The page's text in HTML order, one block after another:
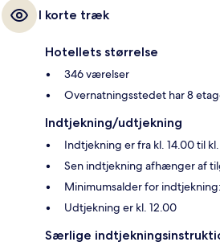
I korte træk
Hotellets størrelse
346 værelser
Overnatningsstedet har 8
Indtjekning/udtjekning
Indtjekning er fra kl. 14.00 til
Sen indtjekning afhænger af
Minimumsalder for
Udtjekning er kl. 12.00
Særlige